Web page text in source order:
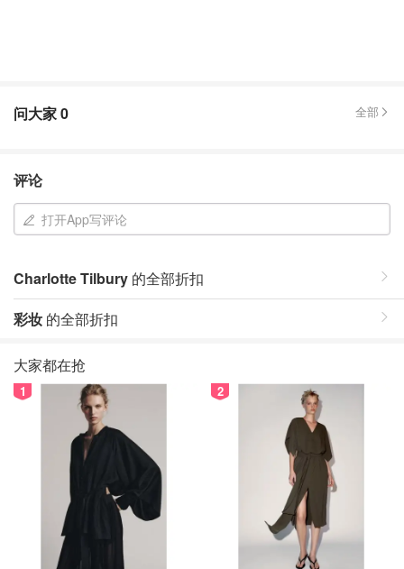
问大家0 全部
评论
打开App写评论
Charlotte Tilbury 的全部折扣
彩妆 的全部折扣
大家都在抢
1 2